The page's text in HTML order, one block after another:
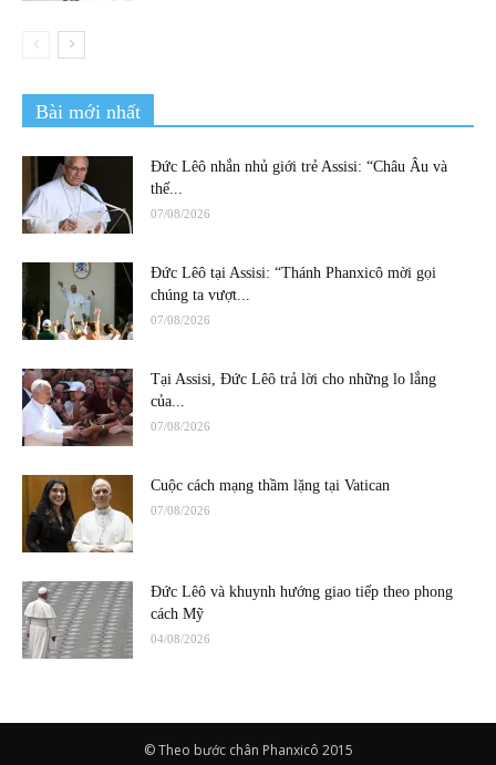
Bài mới nhất
Đức Lêô nhắn nhủ giới trẻ Assisi: “Châu Âu và
thế...
07/08/2026
Đức Lêô tại Assisi: “Thánh Phanxicô mời gọi
chúng ta vượt...
07/08/2026
Tại Assisi, Đức Lêô trả lời cho những lo lắng
của...
07/08/2026
Cuộc cách mạng thầm lặng tại Vatican
07/08/2026
Đức Lêô và khuynh hướng giao tiếp theo phong
cách Mỹ
04/08/2026
© Theo bước chân Phanxicô 2015